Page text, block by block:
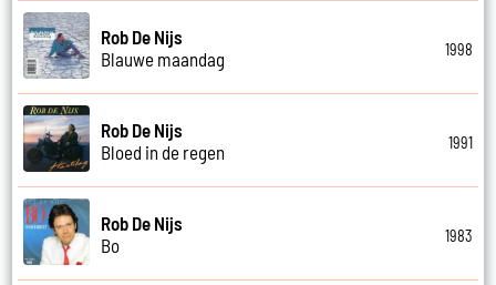
Rob De Nijs
Blauwe maandag
1998
Rob De Nijs
Bloed in de regen
1991
Rob De Nijs
Bo
1983